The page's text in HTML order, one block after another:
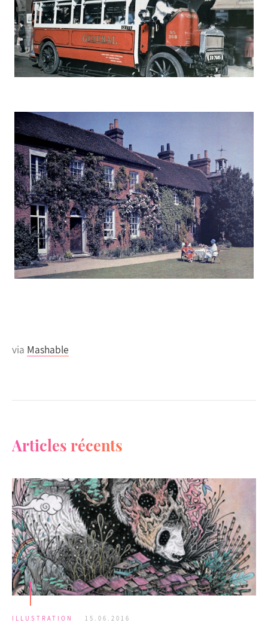
via Mashable
Articles récents
ILLUSTRATION 15.06.2016